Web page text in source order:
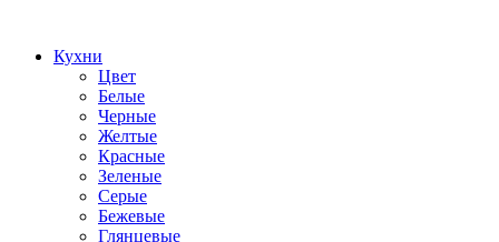
Кухни
Цвет
Белые
Черные
Желтые
Красные
Зеленые
Серые
Бежевые
Глянцевые